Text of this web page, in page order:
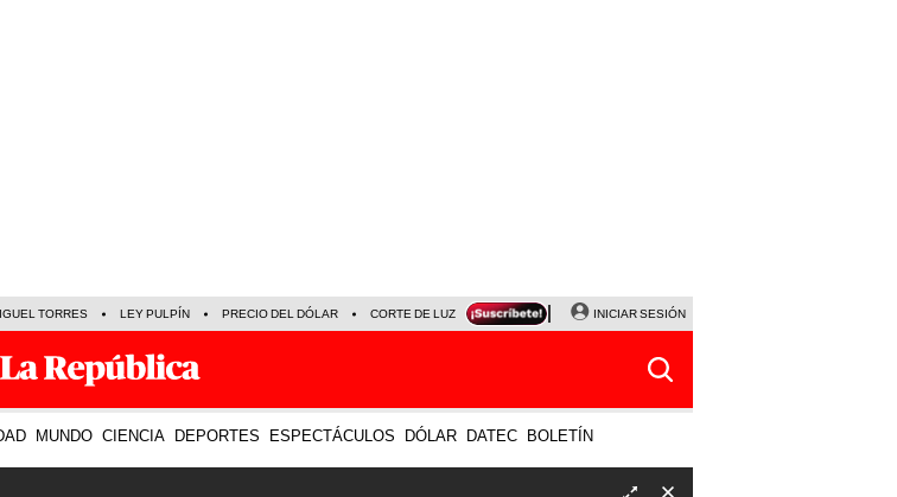
TORRES LEY PULPÍN PRECIO DEL DÓLAR CORTE DE LUZ VIERNES 7 DE AGOSTO ALBERTO BENAVIDES
INICIAR SESIÓN
MUNDO CIENCIA DEPORTES ESPECTÁCULOS DÓLAR DATEC BOLETÍN